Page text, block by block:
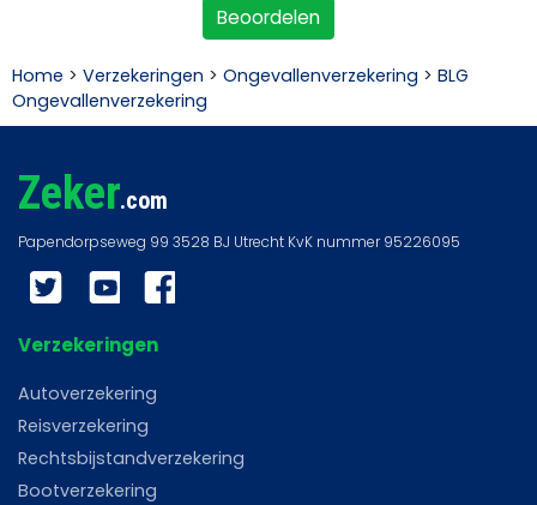
Beoordelen
Home > Verzekeringen > Ongevallenverzekering > BLG
Ongevallenverzekering
Zeker.com
Twitter YouTube
Verzekeringen
Autoverzekering
Reisverzekering
Rechtsbijstandverzekering
Bootverzekering